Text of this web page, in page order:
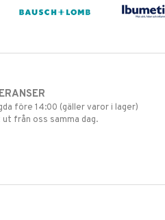
före 14:00 (gäller varor i lager)
från oss samma dag.